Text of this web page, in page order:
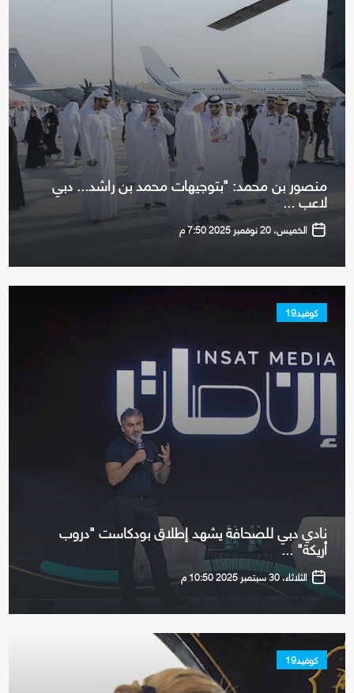
منصور بن محمد: "بتوجيهات محمد بن راشد... دبي
لاعب ...
الخميس، 20 نوفمبر 2025 7:50 م
كوفيد19
نادي دبي للصحافة يشهد إطلاق بودكاست "دروب
أريكة" ...
الثلاثاء، 30 سبتمبر 2025 10:50 م
كوفيد19